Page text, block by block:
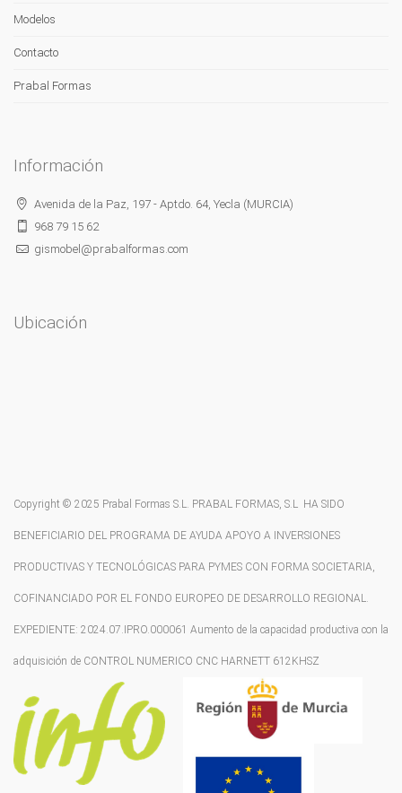
Modelos
Contacto
Prabal Formas
Información
Avenida de la Paz, 197 - Aptdo. 64, Yecla (MURCIA)
968 79 15 62
gismobel@prabalformas.com
Ubicación
Copyright © 2025 Prabal Formas S.L. PRABAL FORMAS, S.L HA SIDO
BENEFICIARIO DEL PROGRAMA DE AYUDA APOYO A INVERSIONES
PRODUCTIVAS Y TECNOLÓGICAS PARA PYMES CON FORMA SOCIETARIA,
COFINANCIADO POR EL FONDO EUROPEO DE DESARROLLO REGIONAL.
EXPEDIENTE: 2024.07.IPRO.000061 Aumento de la capacidad productiva con la
adquisición de CONTROL NUMERICO CNC HARNETT 612KHSZ